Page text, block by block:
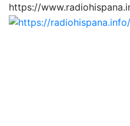
https://